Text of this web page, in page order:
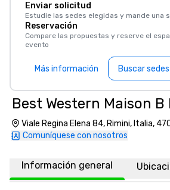
Enviar solicitud
Estudie las sedes elegidas y mande una
Reservación
Compare las propuestas y reserve el
evento
Más información Buscar sedes
Best Western Maison B
Viale Regina Elena 84, Rimini, Italia,
Comuníquese con nosotros
Información general